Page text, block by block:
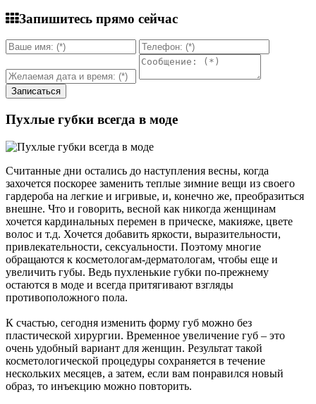
Запишитесь прямо сейчас
Пухлые губки всегда в моде
Считанные дни остались до наступления весны, когда
захочется поскорее заменить теплые зимние вещи из своего
гардероба на легкие и игривые, и, конечно же, преобразиться
внешне. Что и говорить, весной как никогда женщинам
хочется кардинальных перемен в прическе, макияже, цвете
волос и т.д. Хочется добавить яркости, выразительности,
привлекательности, сексуальности. Поэтому многие
обращаются к косметологам-дерматологам, чтобы еще и
увеличить губы. Ведь пухленькие губки по-прежнему
остаются в моде и всегда притягивают взгляды
противоположного пола.
К счастью, сегодня изменить форму губ можно без
пластической хирургии. Временное увеличение губ – это
очень удобный вариант для женщин. Результат такой
косметологической процедуры сохраняется в течение
нескольких месяцев, а затем, если вам понравился новый
образ, то инъекцию можно повторить.